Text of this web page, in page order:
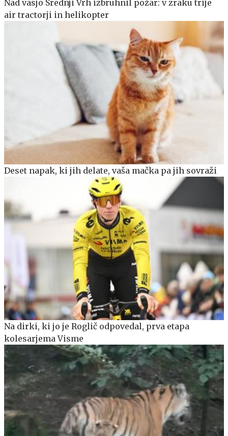
Nad vasjo Srednji Vrh izbruhnil požar: v zraku trije
air tractorji in helikopter
Deset napak, ki jih delate, vaša mačka pa jih sovraži
Na dirki, ki jo je Roglič odpovedal, prva etapa
kolesarjema Visme